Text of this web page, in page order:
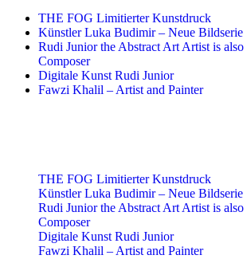
THE FOG Limitierter Kunstdruck
Künstler Luka Budimir – Neue Bildserie
Rudi Junior the Abstract Art Artist is also
Composer
Digitale Kunst Rudi Junior
Fawzi Khalil – Artist and Painter
THE FOG Limitierter Kunstdruck
Künstler Luka Budimir – Neue Bildserie
Rudi Junior the Abstract Art Artist is also
Composer
Digitale Kunst Rudi Junior
Fawzi Khalil – Artist and Painter